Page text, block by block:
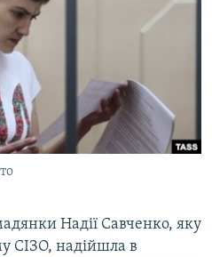
Надії Савченко, яку
СІЗО, надійшла в